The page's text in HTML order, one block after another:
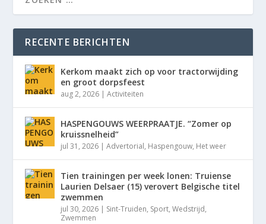
RECENTE BERICHTEN
Kerkom maakt zich op voor tractorwijding
en groot dorpsfeest
aug 2, 2026 |Activiteiten
HASPENGOUWS WEERPRAATJE. “Zomer op
kruissnelheid”
jul 31, 2026 |Advertorial, Haspengouw, Het weer
Tien trainingen per week lonen: Truiense
Laurien Delsaer (15) verovert Belgische titel
zwemmen
jul 30, 2026 | Sint-Truiden, Sport,Wedstrijd,
Zwemmen